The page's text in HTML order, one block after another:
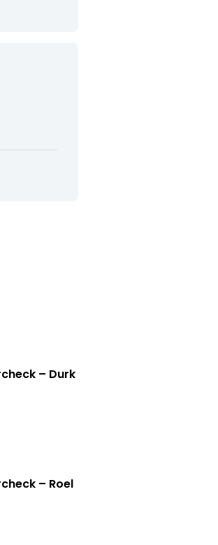
– Durk
– Roel